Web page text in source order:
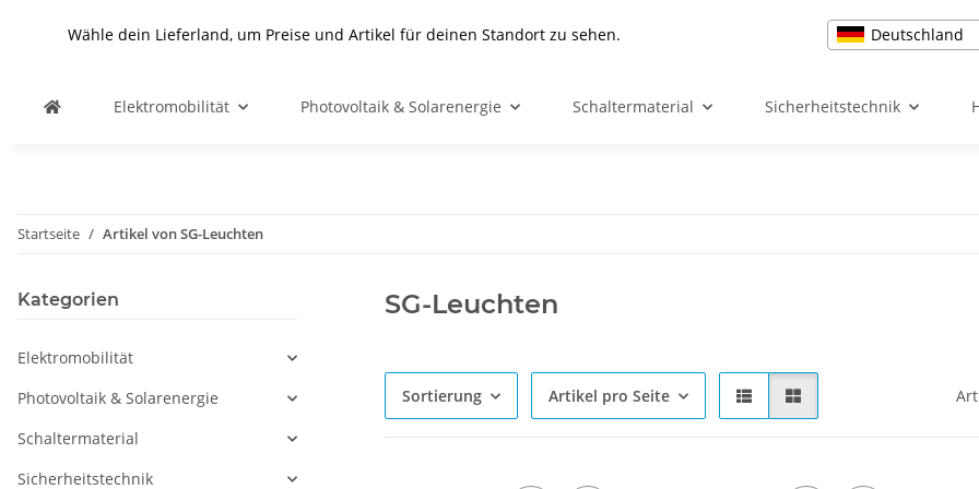
Wähle dein Lieferland, um Preise und Artikel für deinen Standort zu sehen. Deutschland
Elektromobilität Photovoltaik & Solarenergie Schaltermaterial Sicherheitstechnik
Startseite Artikel von SG-Leuchten
SG-Leuchten
Sortierung Artikel pro Seite
Kategorien
Elektromobilität
Photovoltaik & Solarenergie
Schaltermaterial
Sicherheitstechnik